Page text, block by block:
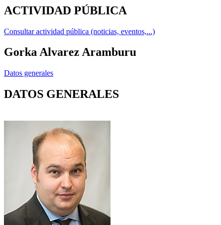
ACTIVIDAD PÚBLICA
Consultar actividad pública (noticias, eventos,...)
Gorka Alvarez Aramburu
Datos generales
DATOS GENERALES